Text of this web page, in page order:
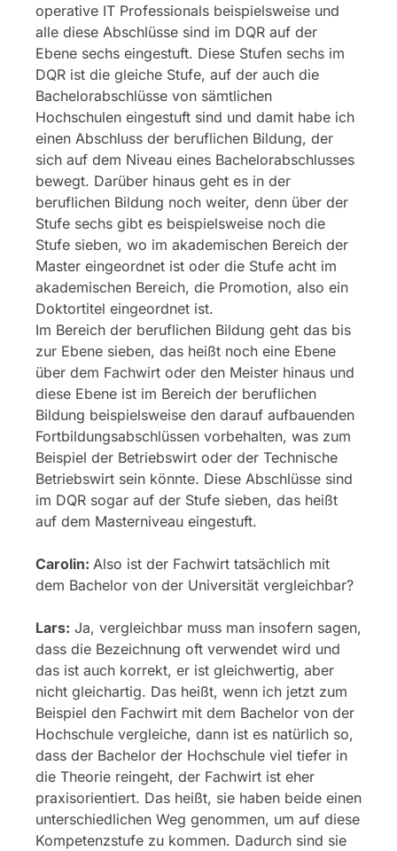
operative IT Professionals beispielsweise und
alle diese Abschlüsse sind im DQR auf der
Ebene sechs eingestuft. Diese Stufen sechs im
DQR ist die gleiche Stufe, auf der auch die
Bachelorabschlüsse von sämtlichen
Hochschulen eingestuft sind und damit habe ich
einen Abschluss der beruflichen Bildung, der
sich auf dem Niveau eines Bachelorabschlusses
bewegt. Darüber hinaus geht es in der
beruflichen Bildung noch weiter, denn über der
Stufe sechs gibt es beispielsweise noch die
Stufe sieben, wo im akademischen Bereich der
Master eingeordnet ist oder die Stufe acht im
akademischen Bereich, die Promotion, also ein
Doktortitel eingeordnet ist.
Im Bereich der beruflichen Bildung geht das bis
zur Ebene sieben, das heißt noch eine Ebene
über dem Fachwirt oder den Meister hinaus und
diese Ebene ist im Bereich der beruflichen
Bildung beispielsweise den darauf aufbauenden
Fortbildungsabschlüssen vorbehalten, was zum
Beispiel der Betriebswirt oder der Technische
Betriebswirt sein könnte. Diese Abschlüsse sind
im DQR sogar auf der Stufe sieben, das heißt
auf dem Masterniveau eingestuft.
Carolin: Also ist der Fachwirt tatsächlich mit
dem Bachelor von der Universität vergleichbar?
Lars: Ja, vergleichbar muss man insofern sagen,
dass die Bezeichnung oft verwendet wird und
das ist auch korrekt, er ist gleichwertig, aber
nicht gleichartig. Das heißt, wenn ich jetzt zum
Beispiel den Fachwirt mit dem Bachelor von der
Hochschule vergleiche, dann ist es natürlich so,
dass der Bachelor der Hochschule viel tiefer in
die Theorie reingeht, der Fachwirt ist eher
praxisorientiert. Das heißt, sie haben beide einen
unterschiedlichen Weg genommen, um auf diese
Kompetenzstufe zu kommen. Dadurch sind sie